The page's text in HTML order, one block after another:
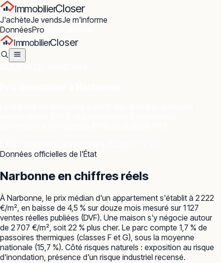
ImmobilierCloser
J'achèteJe vendsJe m'informe
DonnéesPro
ImmobilierCloser
Données officielles de l'État
Narbonne en chiffres réels
À Narbonne, le prix médian d'un appartement s'établit à 2 222
€/m², en baisse de 4,5 % sur douze mois mesuré sur 1 127
ventes réelles publiées (DVF). Une maison s'y négocie autour
de 2 707 €/m², soit 22 % plus cher. Le parc compte 1,7 % de
passoires thermiques (classes F et G), sous la moyenne
nationale (15,7 %). Côté risques naturels : exposition au risque
d'inondation, présence d'un risque industriel recensé.